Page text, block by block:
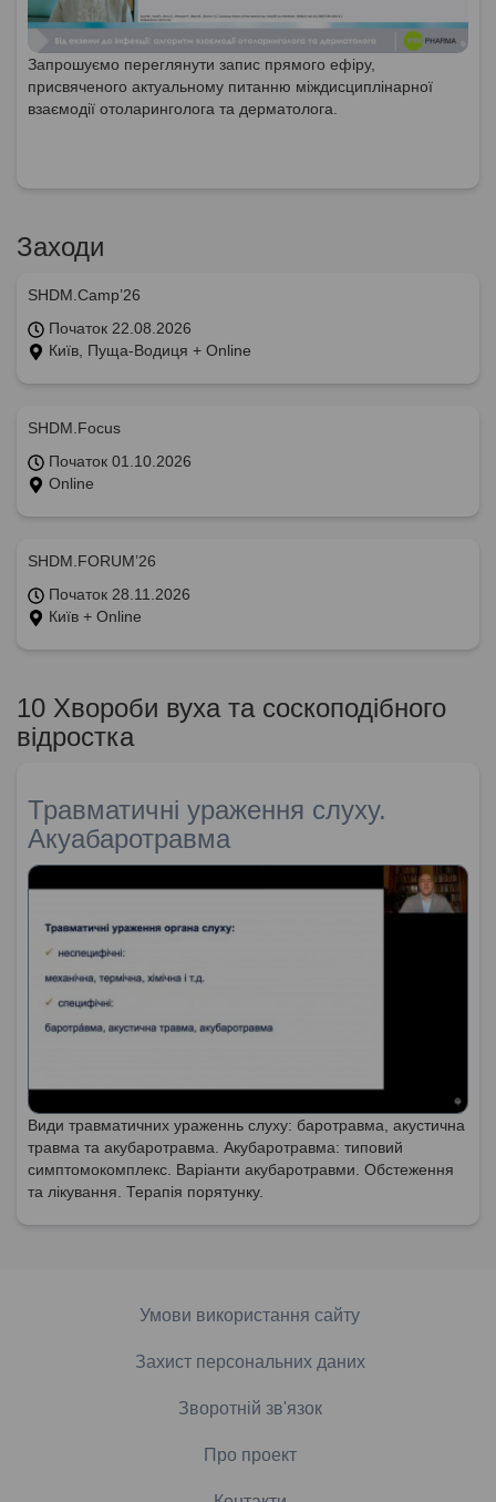
Запрошуємо переглянути запис прямого ефіру,
присвяченого актуальному питанню міждисциплінарної
взаємодії отоларинголога та дерматолога.
Заходи
SHDM.Camp’26
Початок 22.08.2026
Київ, Пуща-Водиця + Online
SHDM.Focus
Початок 01.10.2026
Online
SHDM.FORUM’26
Початок 28.11.2026
Київ + Online
10 Хвороби вуха та соскоподібного
відростка
Травматичні ураження слуху.
Акуабаротравма
Види травматичних ураженнь слуху: баротравма, акустична
травма та акубаротравма. Акубаротравма: типовий
симптомокомплекс. Варіанти акубаротравми. Обстеження
та лікування. Терапія порятунку.
Умови використання сайту
Захист персональних даних
Зворотній зв'язок
Про проект